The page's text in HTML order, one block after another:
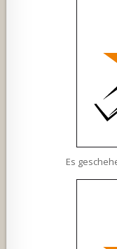
Es